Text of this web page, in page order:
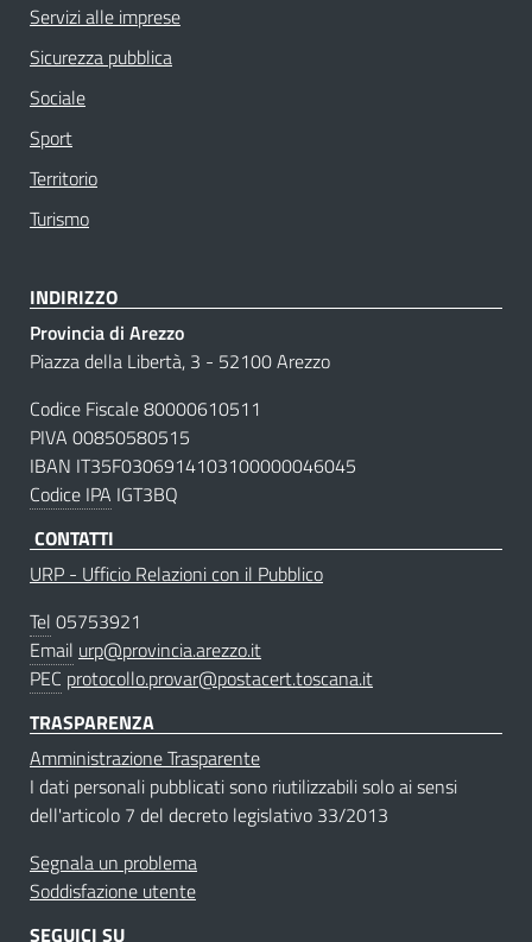
Servizi alle imprese
Sicurezza pubblica
Sociale
Sport
Territorio
Turismo
INDIRIZZO
Provincia di Arezzo
Piazza della Libertà, 3 - 52100 Arezzo
Codice Fiscale 80000610511
PIVA 00850580515
IBAN IT35F0306914103100000046045
Codice IPA IGT3BQ
CONTATTI
URP - Ufficio Relazioni con il Pubblico
Tel 05753921
Email urp@provincia.arezzo.it
PEC protocollo.provar@postacert.toscana.it
TRASPARENZA
Amministrazione Trasparente
I dati personali pubblicati sono riutilizzabili solo ai sensi
dell'articolo 7 del decreto legislativo 33/2013
Segnala un problema
Soddisfazione utente
SEGUICI SU